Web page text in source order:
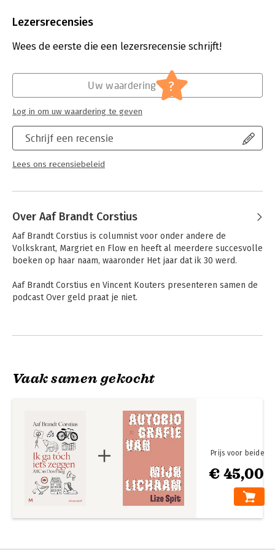
Het boek zit vol grappige anekdotes.’ AD Mezza
verhelderende inzichten die het leven een stuk lichter of
om kunt lachen, maar dat ook weleens ontroert en verrast.’
Uitgever:
Verschijningsdatum:
4-3-2025
Literatuur en romans
Lezersrecensies
Wees de eerste die een lezersrecensie schrijft!
Schrijf een recensie
Lees ons recensiebeleid
Uw waardering ?
Log in om uw waardering te geven
Over Aaf Brandt Corstius
Aaf Brandt Corstius is columnist voor onder andere de
Volkskrant, Margriet en Flow en heeft al meerdere succesvolle
boeken op haar naam, waaronder Het jaar dat ik 30 werd.
Aaf Brandt Corstius en Vincent Kouters presenteren samen de
podcast Over geld praat je niet.
Andere boeken door Aaf Brandt
Over geld praat je
Gun iedere
muts
Vaak samen gekocht
€ 45,00
Prijs voor beide